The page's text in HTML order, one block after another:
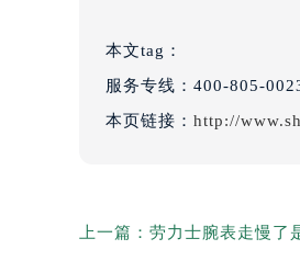
本文tag：
服务专线： 400-805-
本页链接： http://
上一篇： 劳力士腕表走慢了